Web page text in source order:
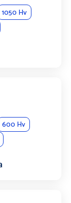
1050 Hv
600 Hv